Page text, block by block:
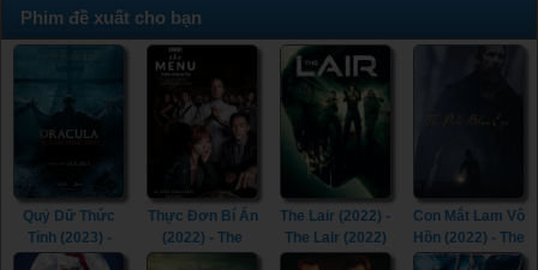
Phim đề xuất cho bạn
Quỷ Dữ Thức
Tỉnh (2023) -
The Last
Thực Đơn Bí Ẩn
(2022) - The
The Lair (2022) -
The Lair (2022)
Con Mắt Lam Vô
Hồn (2022) - The
Pale Blue Eye